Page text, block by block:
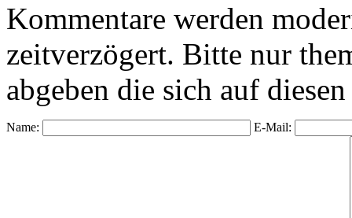
Kommentare werden
zeitverzögert. Bitte nur
abgeben die sich auf
Name: E-Mail: